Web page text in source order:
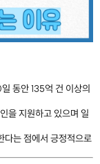
동안 135억 건 이상의
을 지원하고 있으며 일
다는 점에서 긍정적으로